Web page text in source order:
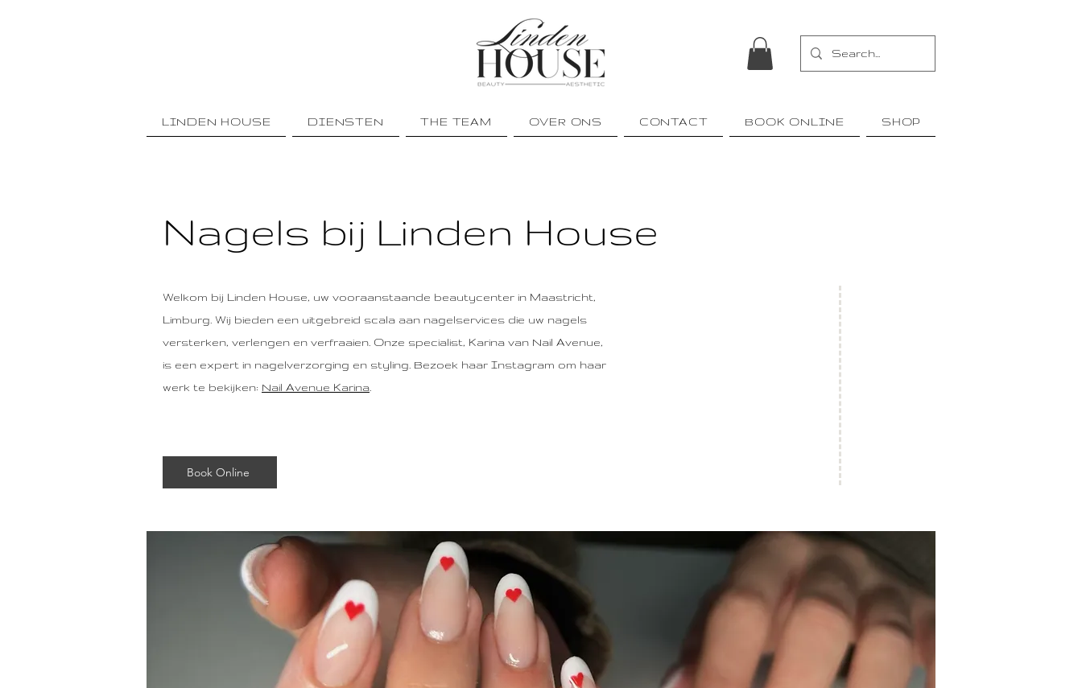
LINDEN HOUSE DIENSTEN THE TEAM OVER ONS CONTACT BOOK ONLINE SHOP
Nagels bij Linden House
Welkom bij Linden House, uw vooraanstaande beautycenter in Maastricht,
Limburg. Wij bieden een uitgebreid scala aan nagelservices die uw nagels
versterken, verlengen en verfraaien. Onze specialist, Karina van Nail Avenue,
is een expert in nagelverzorging en styling. Bezoek haar Instagram om haar
werk te bekijken: Nail Avenue Karina
Book Online